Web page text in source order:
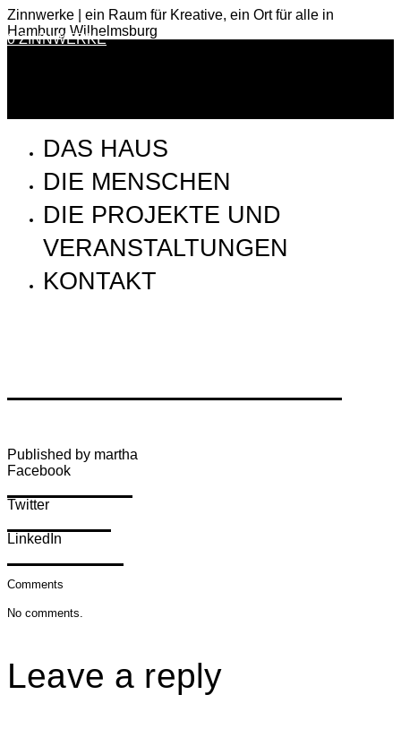
Zinnwerke | ein Raum für Kreative, ein Ort für alle in
Hamburg Wilhelmsburg
0 ZINNWERKE
DAS HAUS
DIE MENSCHEN
DIE PROJEKTE UND
VERANSTALTUNGEN
KONTAKT
Published by martha
Facebook
Twitter
LinkedIn
Comments
No comments.
Leave a reply